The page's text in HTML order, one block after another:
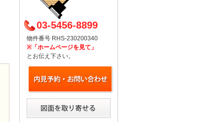
03-5456-8899
物件番号 RHS-230200340
※「ホームページを見て」
とお伝え下さい。